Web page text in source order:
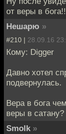
от веры в
Нешарю »
#210 | 28.09.16
Кому: Digger
Давно хотел
подвернулась.
Вера в бога
веры в сатану?
Smolk »